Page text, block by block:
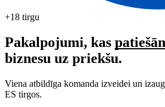
+18 tirgu
Pakalpojumi, kas
biznesu uz priekšu.
Viena atbildīga komanda izveidei un
ES tirgos.